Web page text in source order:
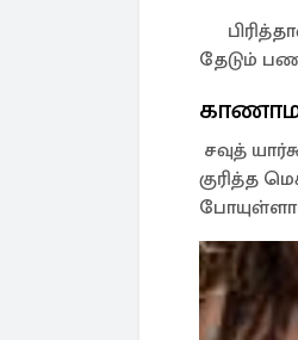
தேடும்
சவுத்
குரித்த